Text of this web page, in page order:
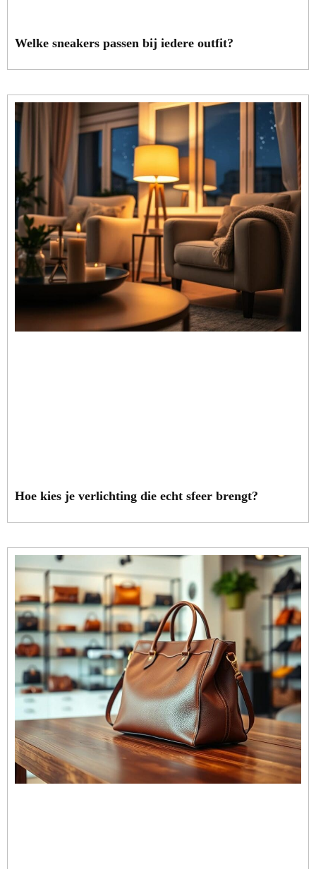
Welke sneakers passen bij iedere outfit?
Hoe kies je verlichting die echt sfeer brengt?